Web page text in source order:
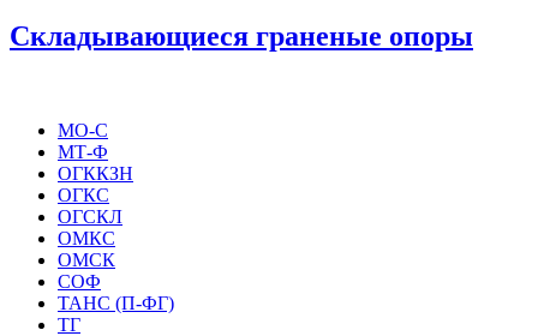
Складывающиеся граненые опоры
МО-С
МТ-Ф
ОГККЗН
ОГКС
ОГСКЛ
ОМКС
ОМСК
СОФ
ТАНС (П-ФГ)
ТГ